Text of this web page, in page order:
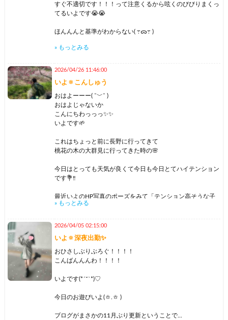
すぐ不適切です！！！って注意くるから呟くのびびりまくっ
てるいよです😭😭
ほんんんと基準がわからない( ߹ᯅ߹ )‪
今日出勤だよーとか今週の予定これだよーとか本指様とか初
色々手軽に呟きたいのに難しい世の中だあ😔
なーーーーんてネガティブな事書いちゃいけないなあごめん
なさい( ߹ᯅ߹ )‪
でも！！！！！！！！悲しいんだもん！！！！！！
もっと今日はありがとうございましたー！とか会えて嬉しい
とか伝えたいもん!!!!!!!!!!
てずっと聞いてるんだけど(今も聞いてる💭)
いよを選んで来て下さるお兄様方に対してこの歌詞の気持ち
だあいすきよって感じ！！！！！いよのお味はいかがです
か？(ฅωฅ//)あ、はず、
はずかち
05月12日（火） 10:00-15:00 立川
05月14日（木） 14:00-21:00 しんばし
» もっとみる
2026/04/26 11:46:00
いよ🔅こんしゅう
おはよーーー( ¯﹀¯ )
おはよじゃないか
こんにちわっっっ✨✨
いよです🌱
これはちょっと前に長野に行ってきて
桃花の木の大群見に行ってきた時の🌸
今日はとっても天気が良くて今日も今日とてハイテンション
です💐‼️
最近いよのHP写真のポーズをみて「テンション高そうな子
だなー」と思って指名してくださったお兄様が予想以上に高
ごめん(｡ŏ_ŏ)
わーーーーーって喋るだけ喋るし急に静かになって甘えたモ
ードになったり
してくるの
» もっとみる
2026/04/05 02:15:00
いよ🔅深夜出勤✨
おひさしぶりぶろぐ！！！！
こんばんんんわ！！！！
いよです(*´˘`*)♡
今日のお遊びいよ(ㅎ.ㅎ )
ブログがまさかの11月ぶり更新ということで...